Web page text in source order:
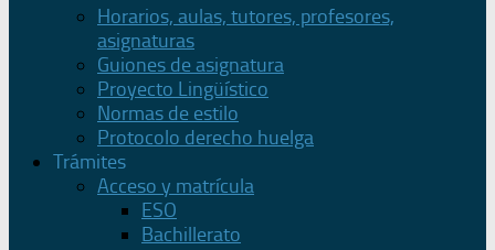
Horarios, aulas, tutores, profesores,
asignaturas
Guiones de asignatura
Proyecto Lingüístico
Normas de estilo
Protocolo derecho huelga
Trámites
Acceso y matrícula
ESO
Bachillerato